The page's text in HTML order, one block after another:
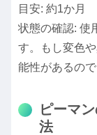
目安: 約1か月
状態の確認: 使
す。もし変色
能性があるの
ピーマ
法